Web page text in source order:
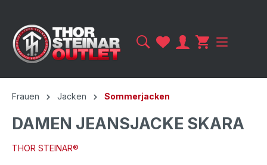
Frauen Jacken Sommerjacken
DAMEN JEANSJACKE SKARA
THOR STEINAR®